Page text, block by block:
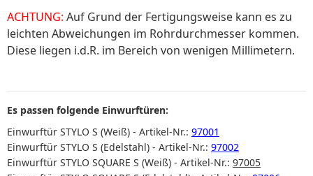
ACHTUNG: Auf Grund der Fertigungsweise kann es zu
leichten Abweichungen im Rohrdurchmesser kommen.
Diese liegen i.d.R. im Bereich von wenigen Millimetern.
Es passen folgende Einwurftüren:
Einwurftür STYLO S (Weiß) - Artikel-Nr.: 97001
Einwurftür STYLO S (Edelstahl) - Artikel-Nr.: 97002
Einwurftür STYLO SQUARE S (Weiß) - Artikel-Nr.: 97005